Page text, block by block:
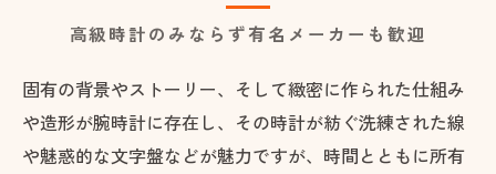
高級時計のみならず有名メーカーも歓迎
固有の背景やストーリー、そして緻密に作られた仕組み
や造形が腕時計に存在し、その時計が紡ぐ洗練された線
や魅惑的な文字盤などが魅力ですが、時間とともに所有